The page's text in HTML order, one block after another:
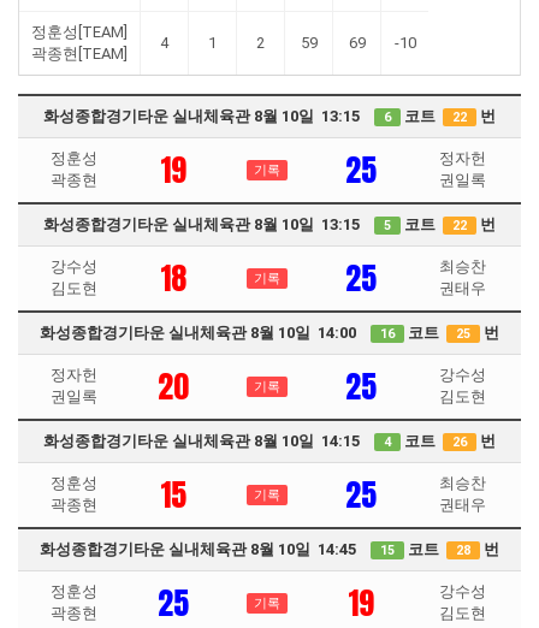
정훈성[TEAM]
곽종현[TEAM]
4 1 2 59 69 -10
화성종합경기타운 실내체육관 8월 10일 13:15 6 코트 22 번
정훈성
곽종현
19 기록 25
정자헌
권일록
화성종합경기타운 실내체육관 8월 10일 13:15 5 코트 22 번
강수성
김도현
18 기록 25
최승찬
권태우
화성종합경기타운 실내체육관 8월 10일 14:00 16 코트 25 번
정자헌
권일록
20 기록 25
강수성
김도현
화성종합경기타운 실내체육관 8월 10일 14:15 4 코트 26 번
정훈성
곽종현
15 기록 25
최승찬
권태우
화성종합경기타운 실내체육관 8월 10일 14:45 15 코트 28 번
정훈성
곽종현
25 기록 19
강수성
김도현